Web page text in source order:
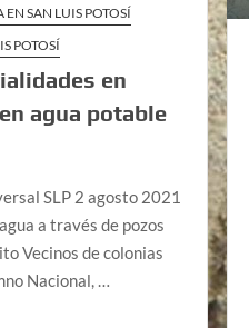
EN SAN LUIS POTOSÍ
POTOSÍ
en
agua potable
SLP 2 agosto 2021
a través de pozos
Vecinos de colonias
Nacional, …